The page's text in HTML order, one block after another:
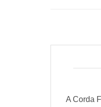
A Corda